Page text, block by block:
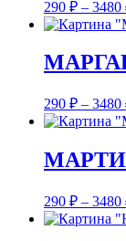
290 ₽ – 3480
290 ₽ – 3480
290 ₽ – 3480